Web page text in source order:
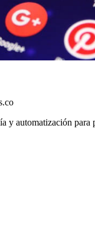
.co
y automatización para